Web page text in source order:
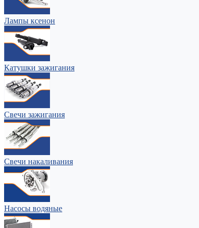
Лампы ксенон
Катушки зажигания
Свечи зажигания
Свечи накаливания
Насосы водяные